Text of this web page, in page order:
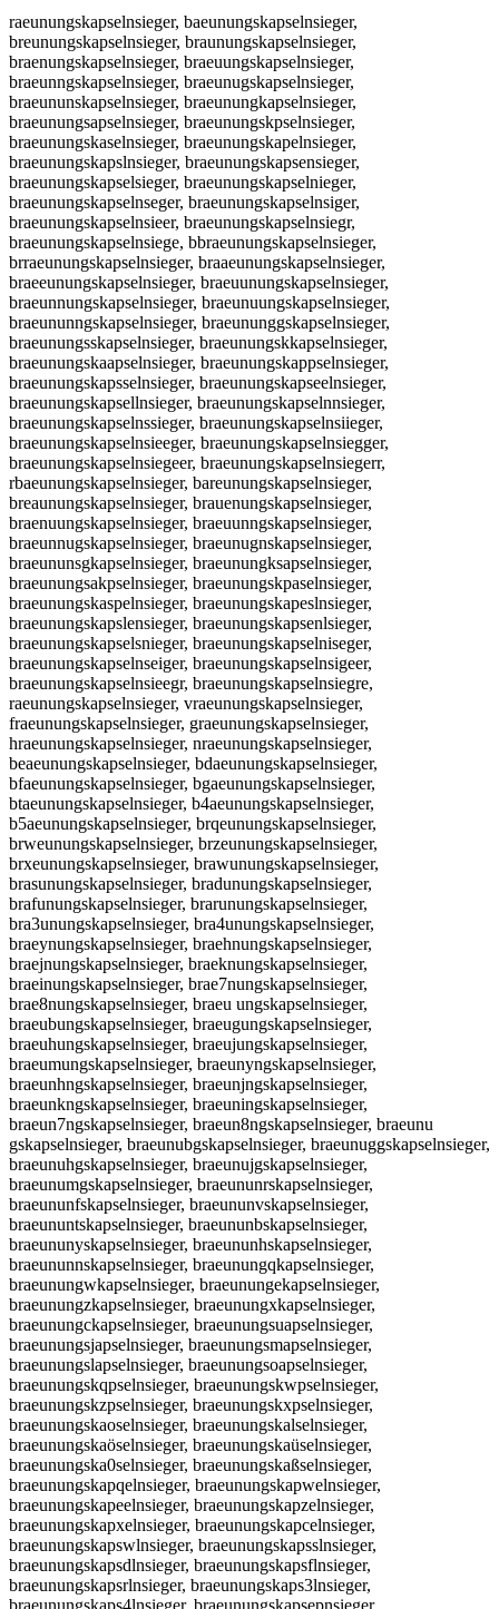
raeunungskapselnsieger, baeunungskapselnsieger, breunungskapselnsieger, braunungskapselnsieger, braenungskapselnsieger, braeuungskapselnsieger, braeunngskapselnsieger, braeunugskapselnsieger, braeununskapselnsieger, braeunungkapselnsieger, braeunungsapselnsieger, braeunungskpselnsieger, braeunungskaselnsieger, braeunungskapelnsieger, braeunungskapslnsieger, braeunungskapsensieger, braeunungskapselsieger, braeunungskapselnieger, braeunungskapselnseger, braeunungskapselnsiger, braeunungskapselnsieer, braeunungskapselnsiegr, braeunungskapselnsiege, bbraeunungskapselnsieger, brraeunungskapselnsieger, braaeunungskapselnsieger, braeeunungskapselnsieger, braeuunungskapselnsieger, braeunnungskapselnsieger, braeunuungskapselnsieger, braeununngskapselnsieger, braeununggskapselnsieger, braeunungsskapselnsieger, braeunungskkapselnsieger, braeunungskaapselnsieger, braeunungskappselnsieger, braeunungskapsselnsieger, braeunungskapseelnsieger, braeunungskapsellnsieger, braeunungskapselnnsieger, braeunungskapselnssieger, braeunungskapselnsiieger, braeunungskapselnsieeger, braeunungskapselnsiegger, braeunungskapselnsiegeer, braeunungskapselnsiegerr, rbaeunungskapselnsieger, bareunungskapselnsieger, breaunungskapselnsieger, brauenungskapselnsieger, braenuungskapselnsieger, braeuunngskapselnsieger, braeunnugskapselnsieger, braeunugnskapselnsieger, braeununsgkapselnsieger, braeunungksapselnsieger, braeunungsakpselnsieger, braeunungskpaselnsieger, braeunungskaspelnsieger, braeunungskapeslnsieger, braeunungskapslensieger, braeunungskapsenlsieger, braeunungskapselsnieger, braeunungskapselniseger, braeunungskapselnseiger, braeunungskapselnsigeer, braeunungskapselnsieegr, braeunungskapselnsiegre, raeunungskapselnsieger, vraeunungskapselnsieger, fraeunungskapselnsieger, graeunungskapselnsieger, hraeunungskapselnsieger, nraeunungskapselnsieger, beaeunungskapselnsieger, bdaeunungskapselnsieger, bfaeunungskapselnsieger, bgaeunungskapselnsieger, btaeunungskapselnsieger, b4aeunungskapselnsieger, b5aeunungskapselnsieger, brqeunungskapselnsieger, brweunungskapselnsieger, brzeunungskapselnsieger, brxeunungskapselnsieger, brawunungskapselnsieger, brasunungskapselnsieger, bradunungskapselnsieger, brafunungskapselnsieger, brarunungskapselnsieger, bra3unungskapselnsieger, bra4unungskapselnsieger, braeynungskapselnsieger, braehnungskapselnsieger, braejnungskapselnsieger, braeknungskapselnsieger, braeinungskapselnsieger, brae7nungskapselnsieger, brae8nungskapselnsieger, braeu ungskapselnsieger, braeubungskapselnsieger, braeugungskapselnsieger, braeuhungskapselnsieger, braeujungskapselnsieger, braeumungskapselnsieger, braeunyngskapselnsieger, braeunhngskapselnsieger, braeunjngskapselnsieger, braeunkngskapselnsieger, braeuningskapselnsieger, braeun7ngskapselnsieger, braeun8ngskapselnsieger, braeunu gskapselnsieger, braeunubgskapselnsieger, braeunuggskapselnsieger, braeunuhgskapselnsieger, braeunujgskapselnsieger, braeunumgskapselnsieger, braeununrskapselnsieger, braeununfskapselnsieger, braeununvskapselnsieger, braeununtskapselnsieger, braeununbskapselnsieger, braeununyskapselnsieger, braeununhskapselnsieger, braeununnskapselnsieger, braeunungqkapselnsieger, braeunungwkapselnsieger, braeunungekapselnsieger, braeunungzkapselnsieger, braeunungxkapselnsieger, braeunungckapselnsieger, braeunungsuapselnsieger, braeunungsjapselnsieger, braeunungsmapselnsieger, braeunungslapselnsieger, braeunungsoapselnsieger, braeunungskqpselnsieger, braeunungskwpselnsieger, braeunungskzpselnsieger, braeunungskxpselnsieger, braeunungskaoselnsieger, braeunungskalselnsieger, braeunungskaöselnsieger, braeunungskaüselnsieger, braeunungska0selnsieger, braeunungskaßselnsieger, braeunungskapqelnsieger, braeunungskapwelnsieger, braeunungskapeelnsieger, braeunungskapzelnsieger, braeunungskapxelnsieger, braeunungskapcelnsieger, braeunungskapswlnsieger, braeunungskapsslnsieger, braeunungskapsdlnsieger, braeunungskapsflnsieger, braeunungskapsrlnsieger, braeunungskaps3lnsieger, braeunungskaps4lnsieger, braeunungskapsepnsieger, braeunungskapseonsieger, braeunungskapseinsieger, braeunungskapseknsieger, braeunungskapsemnsieger, braeunungskapsel sieger, braeunungskapselbsieger, braeunungskapselgsieger, braeunungskapselhsieger, braeunungskapseljsieger, braeunungskapselmsieger, braeunungskapselnqieger, braeunungskapselnwieger, braeunungskapselneieger, braeunungskapselnzieger, braeunungskapselnxieger, braeunungskapselncieger, braeunungskapselnsueger, braeunungskapselnsjeger, braeunungskapselnskeger, braeunungskapselnsleger, braeunungskapselnsoeger, braeunungskapselns8eger, braeunungskapselns9eger, braeunungskapselnsiwger, braeunungskapselnsisger, braeunungskapselnsidger, braeunungskapselnsifger, braeunungskapselnsirger, braeunungskapselnsi3ger, braeunungskapselnsi4ger, braeunungskapselnsierer, braeunungskapselnsiefer, braeunungskapselnsiever, braeunungskapselnsieter, braeunungskapselnsieber, braeunungskapselnsieyer, braeunungskapselnsieher, braeunungskapselnsiener, braeunungskapselnsiegwr, braeunungskapselnsiegsr, braeunungskapselnsiegdr, braeunungskapselnsiegfr, braeunungskapselnsiegrr, braeunungskapselnsieg3r, braeunungskapselnsieg4r, braeunungskapselnsiegee, braeunungskapselnsieged, braeunungskapselnsiegef, braeunungskapselnsiegeg, braeunungskapselnsieget, braeunungskapselnsiege4, braeunungskapselnsiege5, braeunungskapselnsieger, b raeunungskapselnsieger, vbraeunungskapselnsieger, bvraeunungskapselnsieger, fbraeunungskapselnsieger, bfraeunungskapselnsieger, gbraeunungskapselnsieger, bgraeunungskapselnsieger, hbraeunungskapselnsieger, bhraeunungskapselnsieger, nbraeunungskapselnsieger, bnraeunungskapselnsieger, beraeunungskapselnsieger, breaeunungskapselnsieger, bdraeunungskapselnsieger, brdaeunungskapselnsieger, brfaeunungskapselnsieger, brgaeunungskapselnsieger, btraeunungskapselnsieger, brtaeunungskapselnsieger, b4raeunungskapselnsieger, br4aeunungskapselnsieger, b5raeunungskapselnsieger, br5aeunungskapselnsieger, brqaeunungskapselnsieger, braqeunungskapselnsieger, brwaeunungskapselnsieger, braweunungskapselnsieger, brzaeunungskapselnsieger, brazeunungskapselnsieger, brxaeunungskapselnsieger, braxeunungskapselnsieger, braewunungskapselnsieger, braseunungskapselnsieger, braesunungskapselnsieger, bradeunungskapselnsieger, braedunungskapselnsieger, brafeunungskapselnsieger, braefunungskapselnsieger, brareunungskapselnsieger, braerunungskapselnsieger, bra3eunungskapselnsieger, brae3unungskapselnsieger, bra4eunungskapselnsieger, brae4unungskapselnsieger, braeyunungskapselnsieger, braeuynungskapselnsieger, braehunungskapselnsieger, braeuhnungskapselnsieger, braejunungskapselnsieger, braeujnungskapselnsieger, braekunungskapselnsieger, braeuknungskapselnsieger, braeiunungskapselnsieger, braeuinungskapselnsieger, brae7unungskapselnsieger, braeu7nungskapselnsieger, brae8unungskapselnsieger, braeu8nungskapselnsieger, braeu nungskapselnsieger, braeun ungskapselnsieger, braeubnungskapselnsieger, braeunbungskapselnsieger, braeugnungskapselnsieger, braeungungskapselnsieger, braeunhungskapselnsieger, braeunjungskapselnsieger, braeumnungskapselnsieger, braeunmungskapselnsieger, braeunyungskapselnsieger, braeunuyngskapselnsieger, braeunuhngskapselnsieger, braeunujngskapselnsieger, braeunkungskapselnsieger, braeunukngskapselnsieger, braeuniungskapselnsieger, braeunuingskapselnsieger, braeun7ungskapselnsieger, braeunu7ngskapselnsieger, braeun8ungskapselnsieger, braeunu8ngskapselnsieger, braeunu ngskapselnsieger, braeunun gskapselnsieger, braeunubngskapselnsieger, braeununbgskapselnsieger, braeunugngskapselnsieger, braeununhgskapselnsieger, braeununjgskapselnsieger, braeunumngskapselnsieger, braeununmgskapselnsieger, braeununrgskapselnsieger, braeunungrskapselnsieger, braeununfgskapselnsieger, braeunungfskapselnsieger, braeununvgskapselnsieger, braeunungvskapselnsieger, braeununtgskapselnsieger, braeunungtskapselnsieger, braeunungbskapselnsieger, braeununygskapselnsieger, braeunungyskapselnsieger, braeununghskapselnsieger, braeunungnskapselnsieger, braeunungqskapselnsieger, braeunungsqkapselnsieger, braeunungwskapselnsieger, braeunungswkapselnsieger, braeunungeskapselnsieger, braeunungsekapselnsieger, braeunungzskapselnsieger, braeunungszkapselnsieger, braeunungxskapselnsieger, braeunungsxkapselnsieger, braeunungcskapselnsieger, braeunungsckapselnsieger, braeunungsukapselnsieger, braeunungskuapselnsieger, braeunungsjkapselnsieger, braeunungskjapselnsieger, braeunungsmkapselnsieger, braeunungskmapselnsieger, braeunungslkapselnsieger, braeunungsklapselnsieger, braeunungsokapselnsieger, braeunungskoapselnsieger, braeunungskqapselnsieger, braeunungskaqpselnsieger, braeunungskwapselnsieger, braeunungskawpselnsieger, braeunungskzapselnsieger, braeunungskazpselnsieger, braeunungskxapselnsieger, braeunungskaxpselnsieger, braeunungskaopselnsieger, braeunungskaposelnsieger, braeunungskalpselnsieger, braeunungskaplselnsieger, braeunungskaöpselnsieger, braeunungskapöselnsieger, braeunungskaüpselnsieger, braeunungskapüselnsieger, braeunungska0pselnsieger, braeunungskap0selnsieger, braeunungskaßpselnsieger, braeunungskapßselnsieger, braeunungskapqselnsieger, braeunungskapsqelnsieger, braeunungskapwselnsieger, braeunungskapswelnsieger, braeunungskapeselnsieger, braeunungskapzselnsieger, braeunungskapszelnsieger, braeunungskapxselnsieger, braeunungskapsxelnsieger, braeunungskapcselnsieger, braeunungskapscelnsieger, braeunungskapsewlnsieger, braeunungskapseslnsieger, braeunungskapsdelnsieger, braeunungskapsedlnsieger, braeunungskapsfelnsieger, braeunungskapseflnsieger, braeunungskapsrelnsieger, braeunungskapserlnsieger, braeunungskaps3elnsieger, braeunungskapse3lnsieger, braeunungskaps4elnsieger, braeunungskapse4lnsieger, braeunungskapseplnsieger, braeunungskapselpnsieger, braeunungskapseolnsieger, braeunungskapselonsieger, braeunungskapseilnsieger, braeunungskapselinsieger, braeunungskapseklnsieger, braeunungskapselknsieger, braeunungskapsemlnsieger, braeunungskapselmnsieger, braeunungskapsel nsieger, braeunungskapseln s